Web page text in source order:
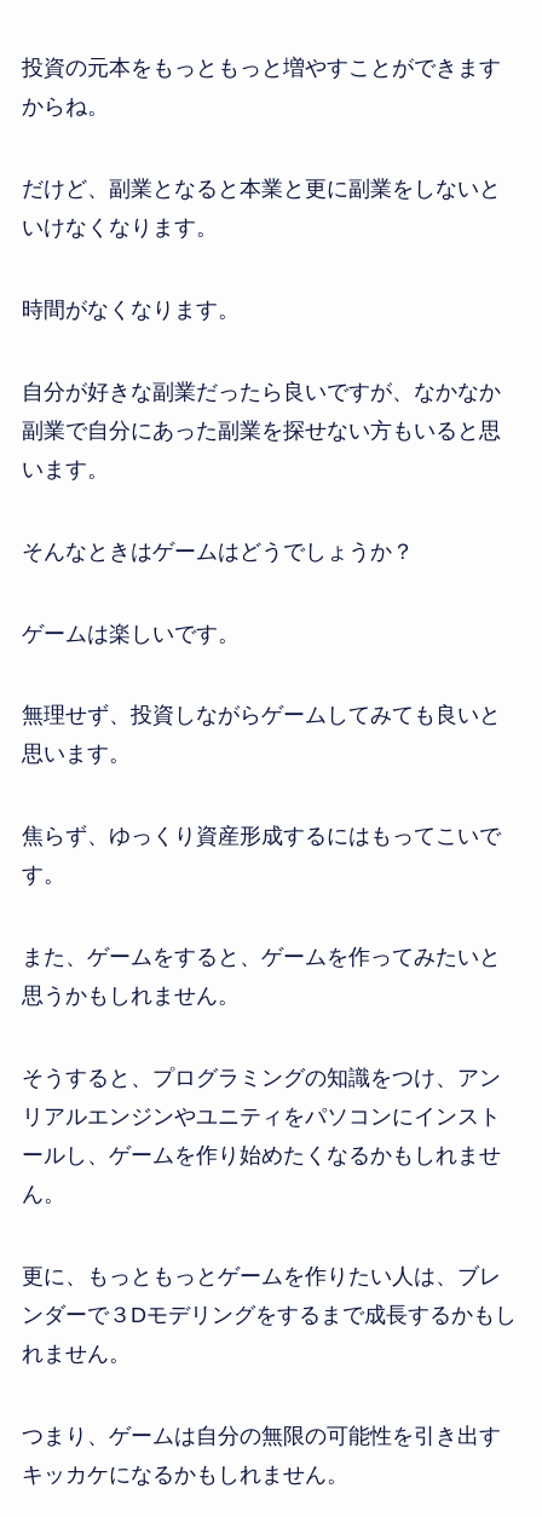
投資の元本をもっともっと増やすことができます
からね。
だけど、副業となると本業と更に副業をしないと
いけなくなります。
時間がなくなります。
自分が好きな副業だったら良いですが、なかなか
副業で自分にあった副業を探せない方もいると思
います。
そんなときはゲームはどうでしょうか？
ゲームは楽しいです。
無理せず、投資しながらゲームしてみても良いと
思います。
焦らず、ゆっくり資産形成するにはもってこいで
す。
また、ゲームをすると、ゲームを作ってみたいと
思うかもしれません。
そうすると、プログラミングの知識をつけ、アン
リアルエンジンやユニティをパソコンにインスト
ールし、ゲームを作り始めたくなるかもしれませ
ん。
更に、もっともっとゲームを作りたい人は、ブレ
ンダーで３Dモデリングをするまで成長するかもし
れません。
つまり、ゲームは自分の無限の可能性を引き出す
キッカケになるかもしれません。